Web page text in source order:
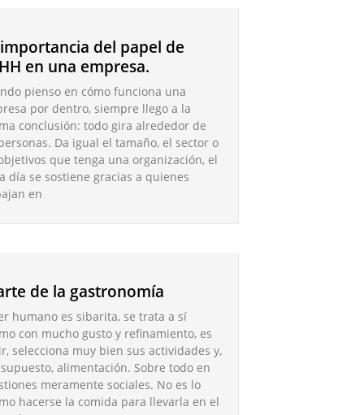
del papel de
en una empresa.
pienso en cómo funciona una
por dentro, siempre llego a la
conclusión: todo gira alrededor de
Da igual el tamaño, el sector o
que tenga una organización, el
día se sostiene gracias a quienes
en
de la gastronomía
humano es sibarita, se trata a sí
con mucho gusto y refinamiento, es
selecciona muy bien sus actividades y,
alimentación. Sobre todo en
meramente sociales. No es lo
hacerse la comida para llevarla en el